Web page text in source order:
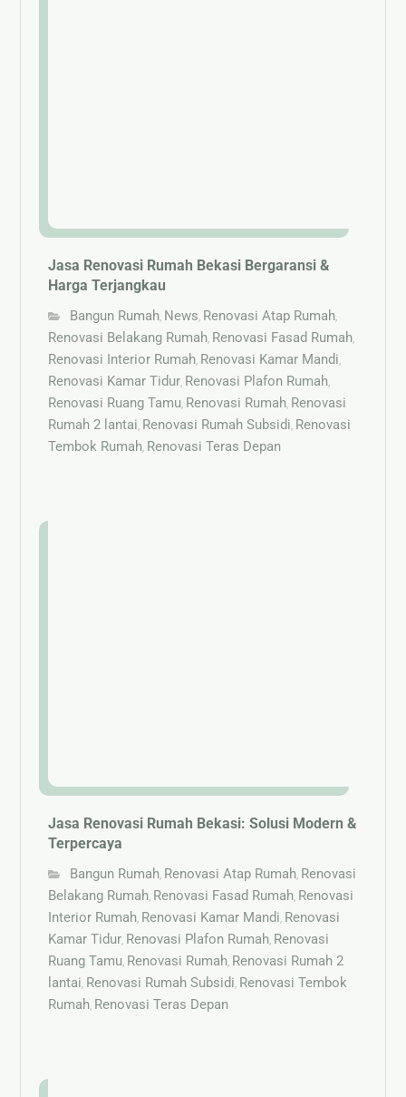
Jasa Renovasi Rumah Bekasi Bergaransi &
Harga Terjangkau
Bangun Rumah News Renovasi Atap Rumah
Renovasi Belakang Rumah Renovasi Fasad Rumah
Renovasi Interior Rumah Renovasi Kamar Mandi
Renovasi Kamar Tidur Renovasi Plafon Rumah
Renovasi Ruang Tamu Renovasi Rumah Renovasi
Rumah 2 lantai Renovasi Rumah Subsidi Renovasi
Tembok Rumah Renovasi Teras Depan
Jasa Renovasi Rumah Bekasi: Solusi Modern &
Terpercaya
Bangun Rumah, Renovasi Atap Rumah, Renovasi
Belakang Rumah, Renovasi Fasad Rumah, Renovasi
Interior Rumah, Renovasi Kamar Mandi, Renovasi
Kamar Tidur, Renovasi Plafon Rumah, Renovasi
Ruang Tamu, Renovasi Rumah, Renovasi Rumah 2
lantai, Renovasi Rumah Subsidi, Renovasi Tembok
Rumah, Renovasi Teras Depan